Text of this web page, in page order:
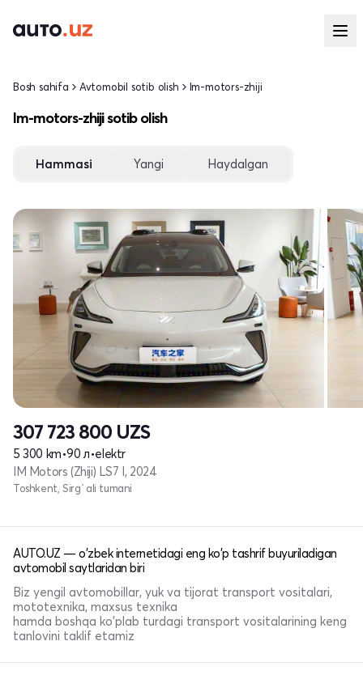
Bosh sahifa Avtomobil sotib olish Im-motors-zhiji
Im-motors-zhiji sotib olish
Hammasi Yangi Haydalgan
307 723 800 UZS
5 300 km•90 л•elektr
IM Motors (Zhiji) LS7 I, 2024
Toshkent, Sirg`ali tumani
AUTO.UZ — o'zbek internetidagi eng ko'p tashrif buyuriladigan
avtomobil saytlaridan biri
Biz yengil avtomobillar, yuk va tijorat transport vositalari,
mototexnika, maxsus texnika
hamda boshqa ko'plab turdagi transport vositalarining keng
tanlovini taklif etamiz